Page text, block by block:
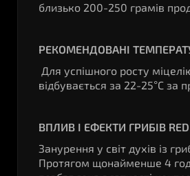
близько 200-250 грамів
РЕКОМЕНДОВАНІ
Для успішного росту
відбувається за 22-25°C за
ВПЛИВ І ЕФЕКТИ ГРИБІВ
Занурення у світ духів із
Протягом щонайменше 4